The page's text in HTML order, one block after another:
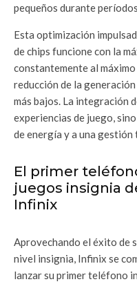
pequeños durante
Esta optimización
de chips funcione con la
constantemente al
reducción de la
más bajos. La integración
experiencias de juego,
de energía y a una gestión
El primer
juegos insignia
Infinix
Aprovechando el éxito de
nivel insignia, Infinix se
lanzar su primer teléfono